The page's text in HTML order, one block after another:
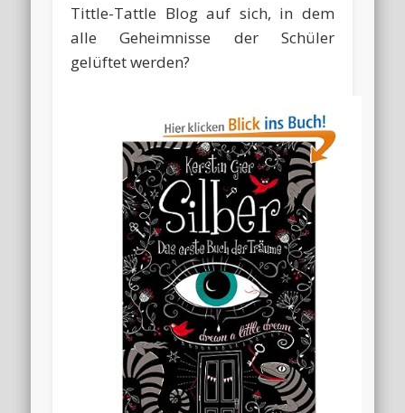
Tittle-Tattle Blog auf sich, in dem
alle Geheimnisse der Schüler
gelüftet werden?